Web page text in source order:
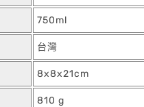
750ml
台灣
8x8x21cm
810 g